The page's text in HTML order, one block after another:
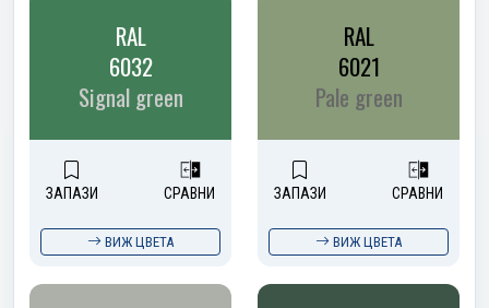
RAL
6032
Signal green
ЗАПАЗИ СРАВНИ
ВИЖ ЦВЕТА
RAL
6021
Pale green
ЗАПАЗИ СРАВНИ
ВИЖ ЦВЕТА